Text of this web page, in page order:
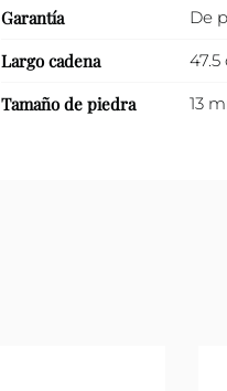
Garantía De
Largo cadena
Tamaño de piedra 13